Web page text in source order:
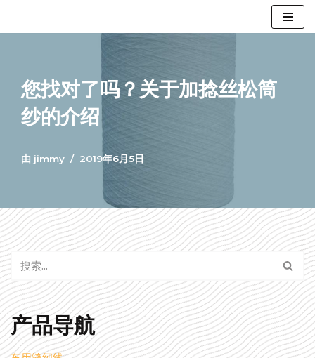
跳
您找对了吗？关于加捻丝松筒
纱的介绍
由 jimmy 2019年6月5日
产品导航